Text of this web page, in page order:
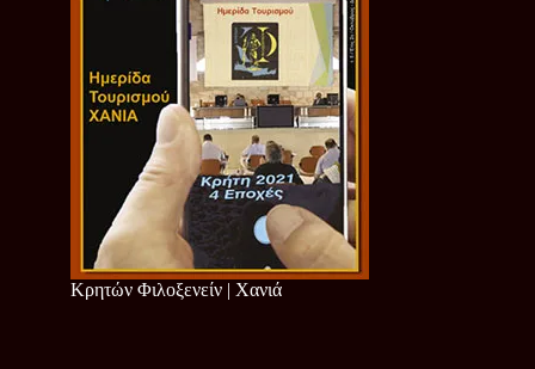
Κρητών Φιλοξενείν | Χανιά